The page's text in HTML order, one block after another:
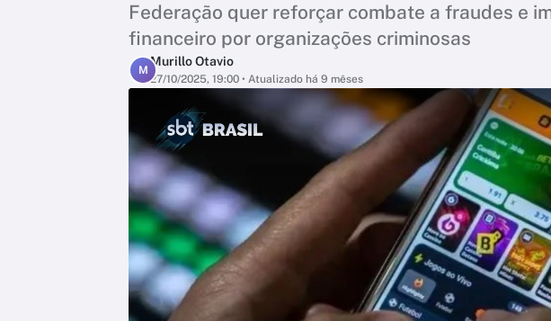
Federação quer reforçar combate a fraudes e
financeiro por organizações criminosas
M
Murillo Otavio
27/10/2025, 19:00 • Atualizado há 9 mêses